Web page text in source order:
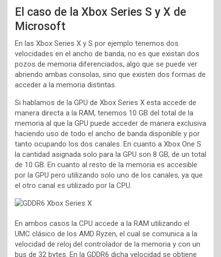
El caso de la Xbox Series S y X de
Microsoft
En las Xbox Series X y S por ejemplo tenemos dos
velocidades en el ancho de banda, no es que existan dos
pozos de memoria diferenciados, algo que se puede ver
abriendo ambas consolas, sino que existen dos formas de
acceder a la memoria distintas.
Si hablamos de la GPU de Xbox Series X esta accede de
manera directa a la RAM, tenemos 10 GB del total de la
memoria al que la GPU puede acceder de manera exclusiva
haciendo uso de todo el ancho de banda disponible y por
tanto ocupando los dos canales. En cuanto a Xbox One S
la cantidad asignada solo para la GPU son 8 GB, de un total
de 10 GB. En cuanto al resto de la memoria es accesible
por la GPU pero utilizando solo uno de los canales, ya que
el otro canal es utilizado por la CPU.
En ambos casos la CPU accede a la RAM utilizando el
UMC clásico de los AMD Ryzen, el cual se comunica a la
velocidad de reloj del controlador de la memoria y con un
bus de 32 bytes. En la GDDR6 dicha velocidad se obtiene